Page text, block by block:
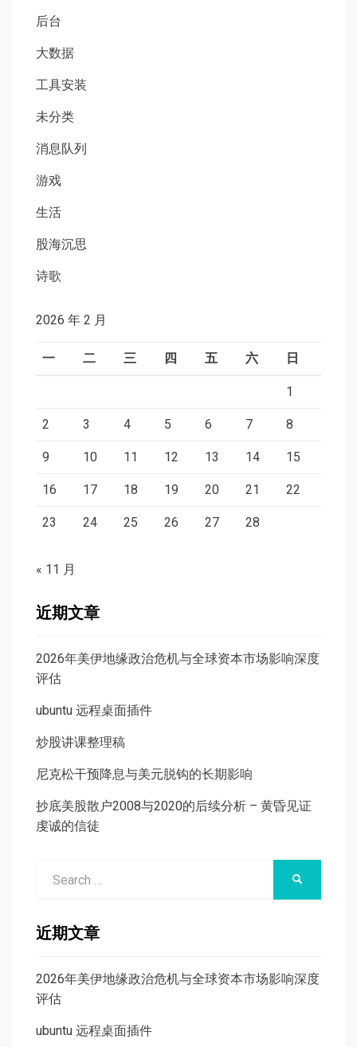
后台
大数据
工具安装
未分类
消息队列
游戏
生活
股海沉思
诗歌
2026 年 2 月
一 二 三 四 五 六 日
1
2 3 4 5 6 7 8
9 10 11 12 13 14 15
16 17 18 19 20 21 22
23 24 25 26 27 28
« 11 月
近期文章
2026年美伊地缘政治危机与全球资本市场影响深度
评估
ubuntu 远程桌面插件
炒股讲课整理稿
尼克松干预降息与美元脱钩的长期影响
抄底美股散户2008与2020的后续分析 – 黄昏见证
虔诚的信徒
近期文章
2026年美伊地缘政治危机与全球资本市场影响深度
评估
ubuntu 远程桌面插件